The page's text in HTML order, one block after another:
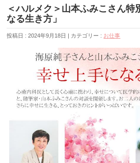
＜ハルメク＞山本ふみこさん特
なる生き方」
投稿日 : 2024年9月18日 | カテゴリー : お仕事